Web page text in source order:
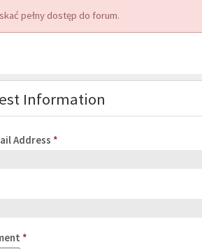
pełny dostęp do forum.
Information
Address *
*